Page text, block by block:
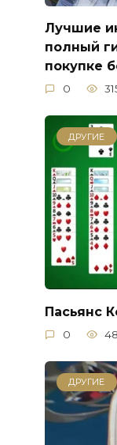
Лучшие
полный
покупке
0
ДРУГИЕ
Пасьянс
0 48
ДРУГИЕ